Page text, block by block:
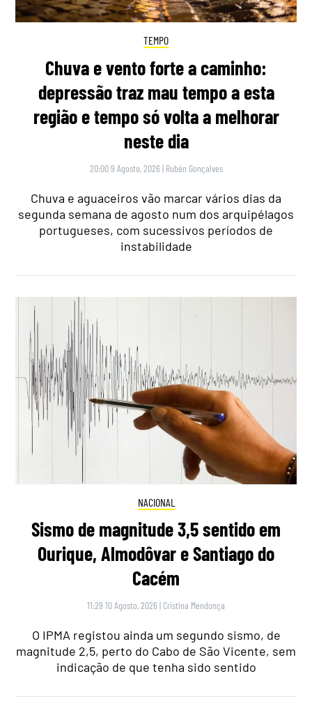
TEMPO
Chuva e vento forte a caminho:
depressão traz mau tempo a esta
região e tempo só volta a melhorar
neste dia
20:00 9 Agosto, 2026 | Rubén Gonçalves
Chuva e aguaceiros vão marcar vários dias da
segunda semana de agosto num dos arquipélagos
portugueses, com sucessivos períodos de
instabilidade
NACIONAL
Sismo de magnitude 3,5 sentido em
Ourique, Almodôvar e Santiago do
Cacém
11:29 10 Agosto, 2026 | Cristina Mendonça
O IPMA registou ainda um segundo sismo, de
magnitude 2,5, perto do Cabo de São Vicente, sem
indicação de que tenha sido sentido